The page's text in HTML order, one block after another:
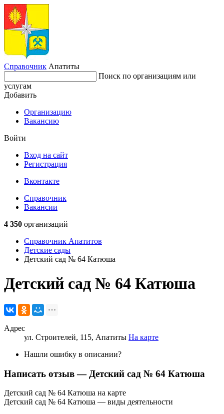
Справочник Апатиты
Поиск по организациям или
услугам
Добавить
Организацию
Вакансию
Войти
Вход на сайт
Регистрация
Вконтакте
Справочник
Вакансии
4 350 организаций
Справочник Апатитов
Детские сады
Детский сад № 64 Катюша
Детский сад № 64 Катюша
Адрес
ул. Строителей, 115, Апатиты На карте
Нашли ошибку в описании?
Написать отзыв— Детский сад № 64 Катюша
Детский сад № 64 Катюша на карте
Детский сад № 64 Катюша — виды деятельности